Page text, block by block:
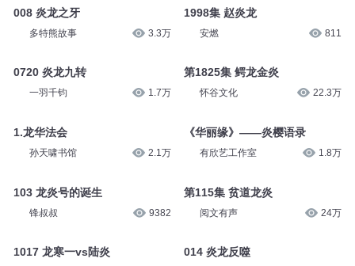
008 炎龙之牙
多特熊故事 3.3万
0720 炎龙九转
一羽千钧 1.7万
1.龙华法会
孙天啸书馆 2.1万
103 龙炎号的诞生
锋叔叔 9382
1017 龙寒一vs陆炎
1998集 赵炎龙
安燃 811
第1825集 鳄龙金炎
怀谷文化 22.3万
《华丽缘》——炎樱语录
有欣艺工作室 1.8万
第115集 贫道龙炎
阅文有声 24万
014 炎龙反噬